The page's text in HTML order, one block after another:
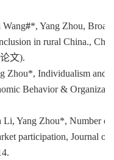
Wang#*, Yang Zhou,
in rural China.,
文).
Zhou*, Individualism and
Behavior &
Li, Yang Zhou*, Number of
participation, Journal of